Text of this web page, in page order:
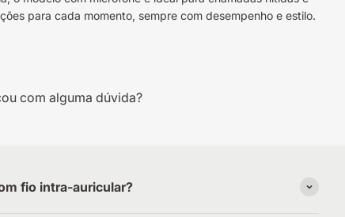
para cada momento, sempre com desempenho e estilo.
com alguma dúvida?
fio intra-auricular?